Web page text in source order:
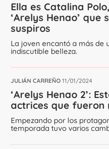
Ella es Catalina
‘Arelys Henao’ que
suspiros
La joven encantó a más de
indiscutible belleza.
JULIÁN CARREÑO 11/01/2024
‘Arelys Henao 2’:
actrices que fueron
Empezando por los
temporada tuvo varios